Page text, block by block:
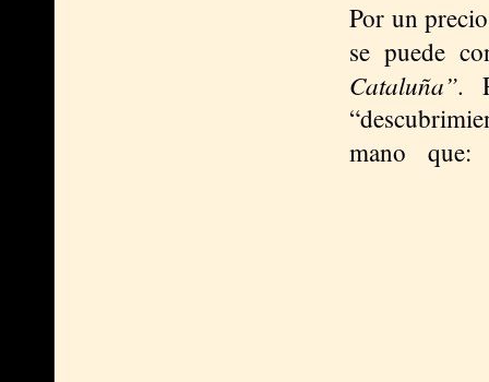
Por un
se puede
Cataluña”.
mano